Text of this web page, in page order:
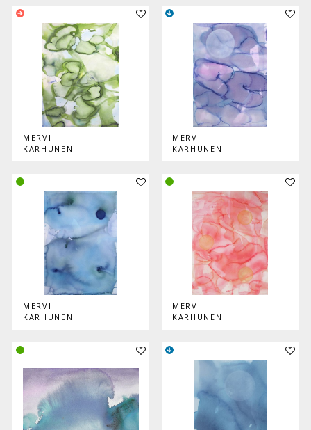
Lisää teos kokoelmaan
MERVI
KARHUNEN
Lisää
MERVI
KARHUNEN
Lisää teos kokoelmaan
MERVI
KARHUNEN
Lisää
MERVI
KARHUNEN
Lisää teos kokoelmaan Lisää